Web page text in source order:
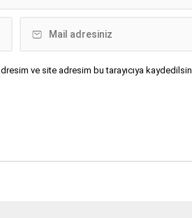
ve site adresim bu tarayıcıya kaydedilsin.